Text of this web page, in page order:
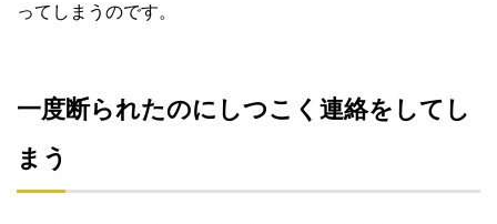
ってしまうのです。
一度断られたのにしつこく連絡をしてし
まう